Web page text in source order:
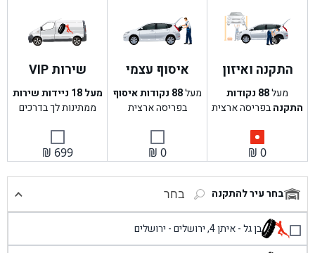
התקנה ואיזון
מעל88 נקודות
התקנהבפריסה ארצית
₪ 0
איסוף עצמי
מעל88 נקודות איסוף
בפריסה ארצית
₪ 0
שירות VIP
מעל 18 ניידות שירות
ממתינות לך בדרכים
₪ 699
בחר עיר להתקנה בחר
בן גל - איתן 4, ירושלים - ירושלים